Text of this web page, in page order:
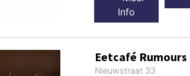
Info
Eetcafé Rumours
Nieuwstraat 33